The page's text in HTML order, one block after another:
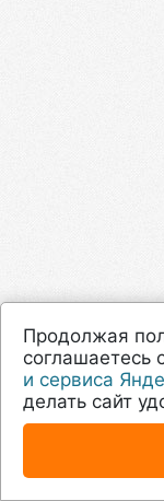
Продолжая
соглашаетесь
и сервиса
делать сайт